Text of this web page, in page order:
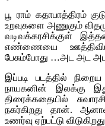
பூ ராம் கதாபாத்திரம்
உறவுகளை அணுகும்
வடிவக்கரசிக்குள்
எண்ணையை
பேசும்போது …அட அட
இப்படி படத்தில்
நாயகனின் இலக்கு
திரைக்கதையில்
நகர்கிறது தான்.
உணர்வு ஏற்பட்டு